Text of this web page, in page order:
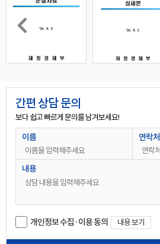
간편 상담 문의
보다 쉽고 빠르게 문의를 남겨보세요!
이름 연락처
내용
개인정보 수집·이용 동의 내용 보기
상담완료
상담완료 근생 건축 가능한 토지 찾습니다. 용인시 대로변 으로
상담완료
상담완료